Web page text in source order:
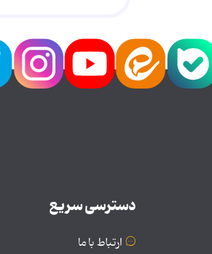
دسترسی سریع
ارتباط با ما